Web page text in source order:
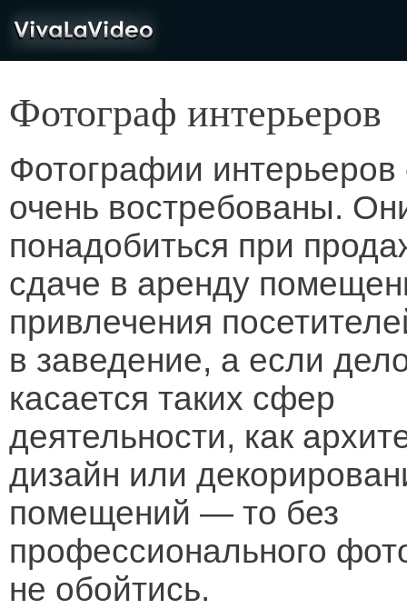
VivaLaVideo
Фотограф интерьеров
Фотографии интерьеров
очень востребованы.
понадобиться при
сдаче в аренду
привлечения
в заведение, а если
касается таких сфер
деятельности, как
дизайн или
помещений — то без
профессионального
не обойтись.